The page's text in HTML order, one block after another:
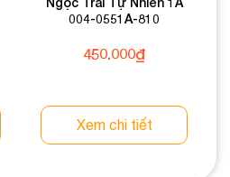
004-0551A-810
450.000₫
Xem chi tiết